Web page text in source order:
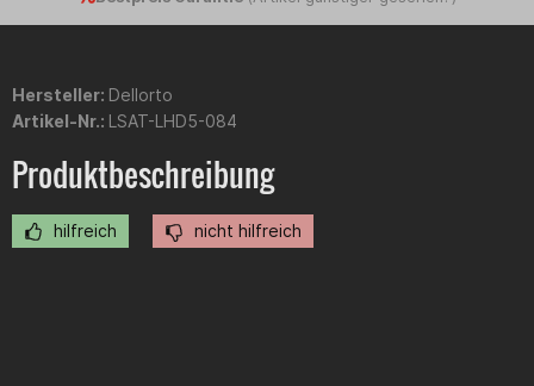
Hersteller: Dellorto
Artikel-Nr.: LSAT-LHD5-084
Produktbeschreibung
hilfreich nicht hilfreich